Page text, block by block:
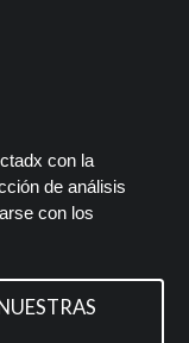
con la
de análisis
con los